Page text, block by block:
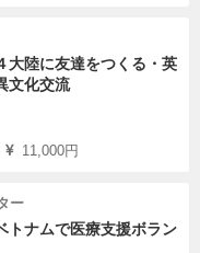
大陸に友達をつくる・英
文化交流
11,000円
ー
トナムで医療支援ボラン